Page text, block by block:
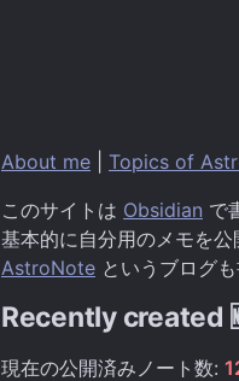
About me
Topics of
このサイトは Obsidian で
基本的に自分用のメモを公
AstroNote というブログも
Recently created
現在の公開済みノート数: